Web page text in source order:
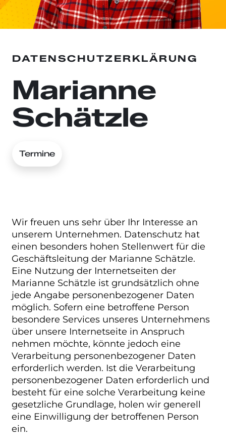
DATENSCHUTZERKLÄRUNG
Marianne
Schätzle
Termine
Wir freuen uns sehr über Ihr Interesse an
unserem Unternehmen. Datenschutz hat
einen besonders hohen Stellenwert für die
Geschäftsleitung der Marianne Schätzle.
Eine Nutzung der Internetseiten der
Marianne Schätzle ist grundsätzlich ohne
jede Angabe personenbezogener Daten
möglich. Sofern eine betroffene Person
besondere Services unseres Unternehmens
über unsere Internetseite in Anspruch
nehmen möchte, könnte jedoch eine
Verarbeitung personenbezogener Daten
erforderlich werden. Ist die Verarbeitung
personenbezogener Daten erforderlich und
besteht für eine solche Verarbeitung keine
gesetzliche Grundlage, holen wir generell
eine Einwilligung der betroffenen Person
ein.